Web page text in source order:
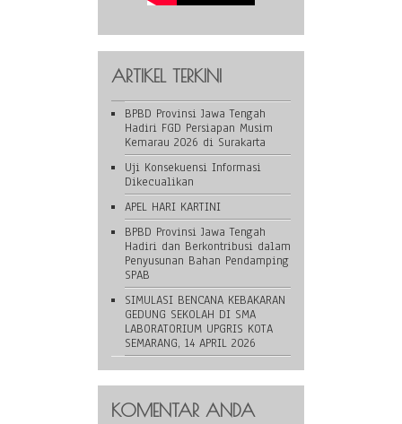
ARTIKEL TERKINI
BPBD Provinsi Jawa Tengah
Hadiri FGD Persiapan Musim
Kemarau 2026 di Surakarta
Uji Konsekuensi Informasi
Dikecualikan
APEL HARI KARTINI
BPBD Provinsi Jawa Tengah
Hadiri dan Berkontribusi dalam
Penyusunan Bahan Pendamping
SPAB
SIMULASI BENCANA KEBAKARAN
GEDUNG SEKOLAH DI SMA
LABORATORIUM UPGRIS KOTA
SEMARANG, 14 APRIL 2026
KOMENTAR ANDA